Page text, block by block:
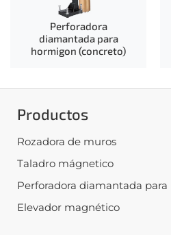
Perforadora
diamantada para
hormigon (concreto)
Productos
Rozadora de muros
Taladro mágnetico
Perforadora diamantada
Elevador magnético